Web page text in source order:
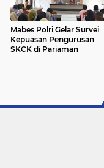
Mabes Polri Gelar Survei
Kepuasan Pengurusan
SKCK di Pariaman